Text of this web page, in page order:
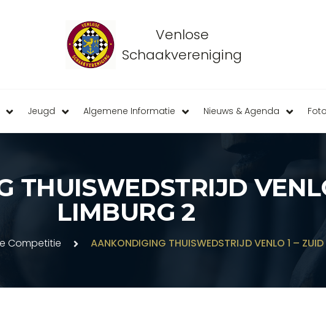
Venlose
Schaakvereniging
Jeugd Algemene Informatie Nieuws & Agenda
THUISWEDSTRIJD
LIMBURG 2
Competitie AANKONDIGING THUISWEDSTRIJD VENLO 1 –